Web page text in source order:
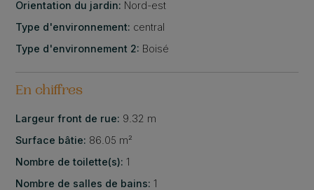
Orientation du jardin: Nord-est
Type d'environnement: central
Type d'environnement 2: Boisé
En chiffres
Largeur front de rue: 9.32 m
Surface bâtie: 86.05 m²
Nombre de toilette(s): 1
Nombre de salles de bains: 1